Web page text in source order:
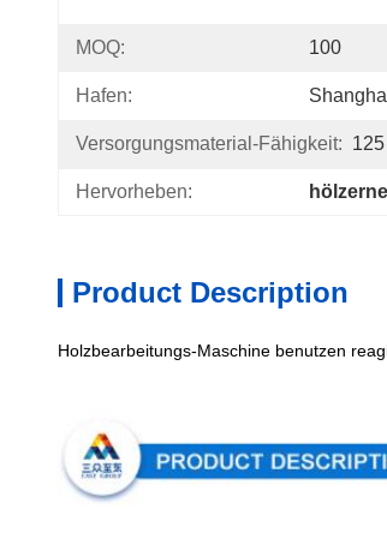
MOQ: 100
Hafen:
Versorgungsmaterial-Fähigkeit:
Hervorheben:
Product Description
Holzbearbeitungs-Maschine benutzen